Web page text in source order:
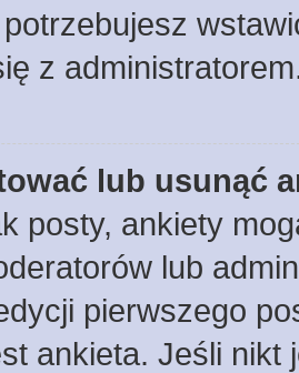
z
lub usunąć
posty, ankiety
lub
pierwszego
ankieta. Jeśli nikt